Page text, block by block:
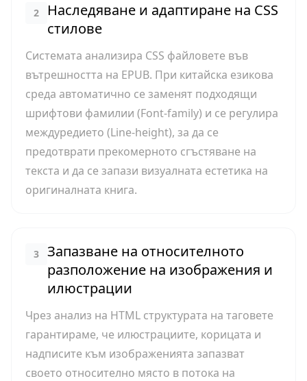
2
Наследяване и адаптиране на CSS
стилове
Системата анализира CSS файловете във
вътрешността на EPUB. При китайска езикова
среда автоматично се заменят подходящи
шрифтови фамилии (Font-family) и се регулира
междуредието (Line-height), за да се
предотврати прекомерното сгъстяване на
текста и да се запази визуалната естетика на
оригиналната книга.
3
Запазване на относителното
разположение на изображения и
илюстрации
Чрез анализ на HTML структурата на таговете
гарантираме, че илюстрациите, корицата и
надписите към изображенията запазват
своето относително място в потока на